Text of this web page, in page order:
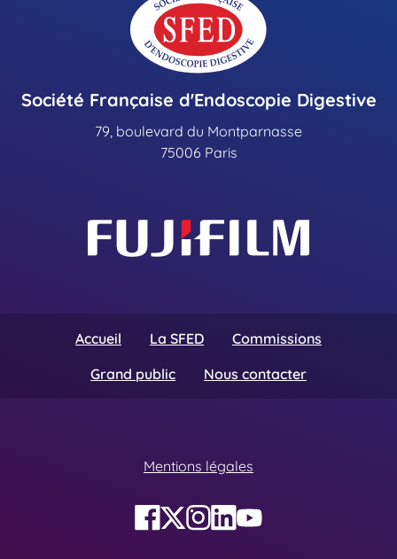
Société Française d'Endoscopie Digestive
79, boulevard du Montparnasse
75006 Paris
Accueil La SFED
Commissions
Grand public
Nous contacter
Mentions légales